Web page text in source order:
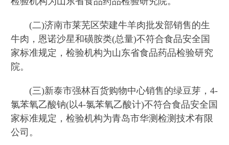
(二)济南市莱芜区荣建牛羊肉批发部销售的生
牛肉，恩诺沙星和磺胺类(总量)不符合食品安全国
家标准规定，检验机构为山东省食品药品检验研究
院。
(三)新泰市强林百货购物中心销售的绿豆芽，4-
氯苯氧乙酸钠(以4-氯苯氧乙酸计)不符合食品安全国
家标准规定，检验机构为青岛市华测检测技术有限
公司。